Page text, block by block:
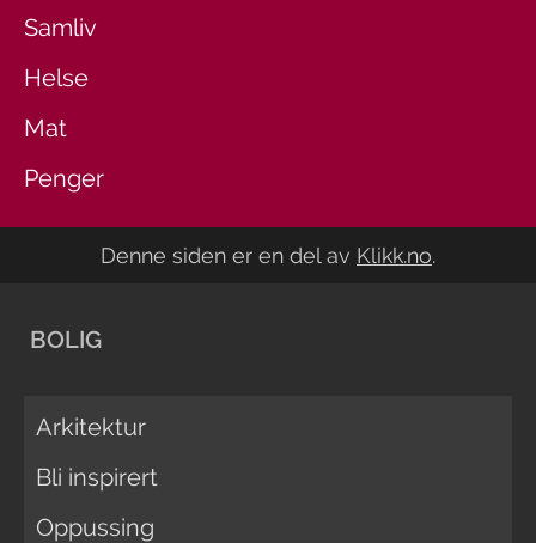
Samliv
Helse
Mat
Penger
Denne siden er en del av Klikk.no.
BOLIG
Arkitektur
Bli inspirert
Oppussing